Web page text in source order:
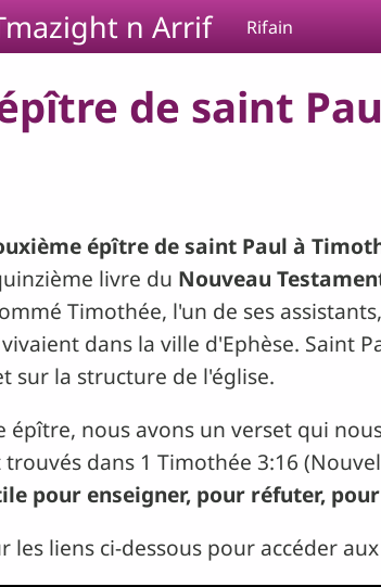
n Arrif Rifain
de saint
épître de saint Paul à
livre du Nouveau
Timothée, l'un de ses
dans la ville d'Ephèse. Saint
sur la structure de l'église.
épître, nous avons un verset qui
dans 1 Timothée 3:16
pour enseigner, pour réfuter,
les liens ci-dessous pour accéder